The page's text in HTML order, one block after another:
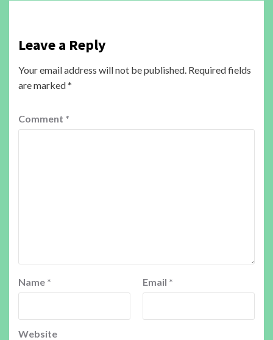
Leave a Reply
Your email address will not be published. Required fields
are marked*
Comment *
Name * Email *
Website